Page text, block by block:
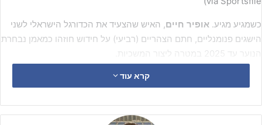
כשמגיע מגיע. אופיר חיים, האיש שהצעיד את הכדורגל הישראלי לשני
הישגים פנומנליים, חתם הצהריים (רביעי) על חידוש חוזהו כמאמן נבחרת
קרא עוד